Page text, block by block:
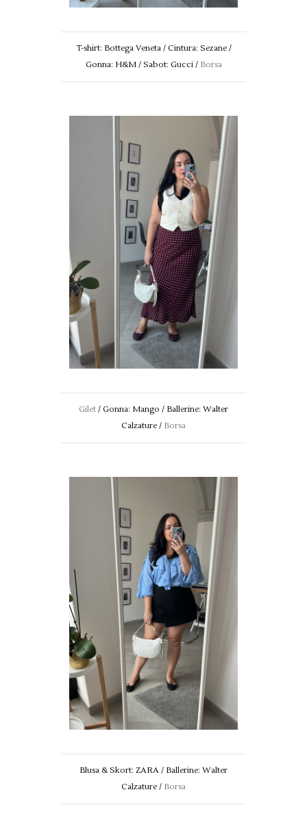
T-shirt: Bottega Veneta / Cintura: Sezane /
Gonna: H&M / Sabot: Gucci / Borsa
Gilet / Gonna: Mango / Ballerine: Walter
Calzature / Borsa
Blusa & Skort: ZARA / Ballerine: Walter
Calzature / Borsa